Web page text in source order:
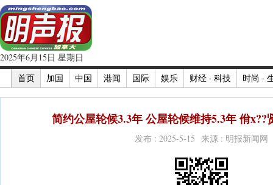
2025年6月15日 星期日
首页
加国 中国 港闻 国际 娱乐 财经 · 科技 时尚 ·
简约公屋轮候3.3年 公屋轮候维持5.3年 佾x??
发布 : 2025-5-15 来源 : 明报新闻网